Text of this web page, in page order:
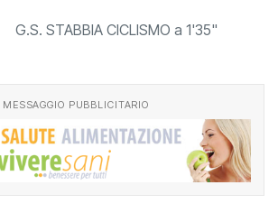
G.S. STABBIA CICLISMO a 1'35"
MESSAGGIO PUBBLICITARIO